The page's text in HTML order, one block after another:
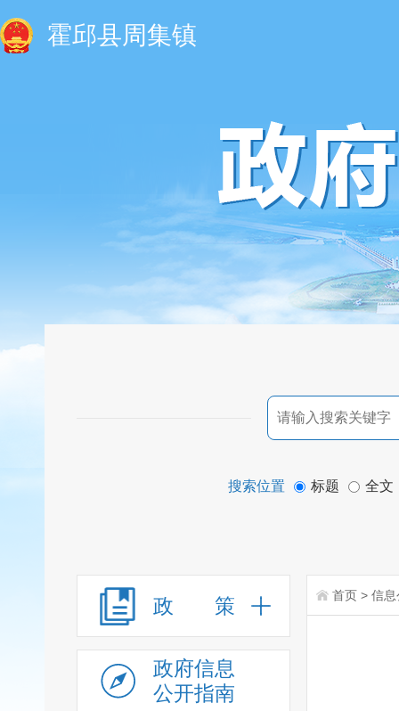
霍邱县周集镇
搜索位置 标题 全文
政 策
政府信息
公开指南
首页 > 信息